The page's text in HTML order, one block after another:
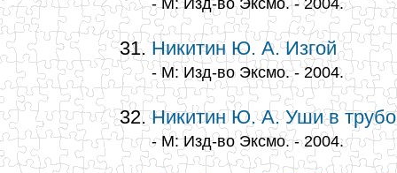
- М: Изд-во Эксмо. - 2004.
Никитин Ю. А. Изгой
- М: Изд-во Эксмо. - 2004.
Никитин Ю. А. Уши в
- М: Изд-во Эксмо. - 2004.